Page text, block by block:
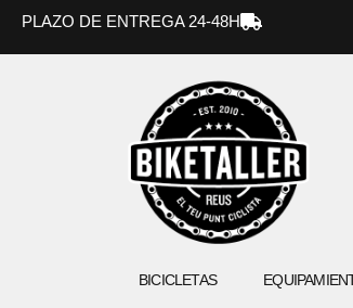
PLAZO DE ENTREGA 24-48H
BICICLETAS